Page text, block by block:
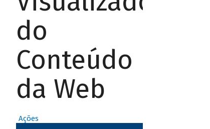
do
Conteúdo
da Web
Ações